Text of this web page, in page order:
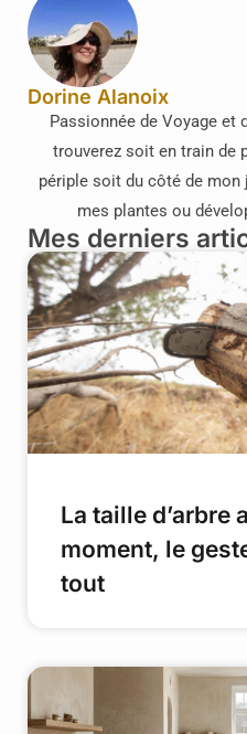
Dorine Alanoix
Passionnée de Voyage et
trouverez soit en train de
périple soit du côté de
mes plantes ou
Mes derniers
La taille d’arbre
moment, le
tout